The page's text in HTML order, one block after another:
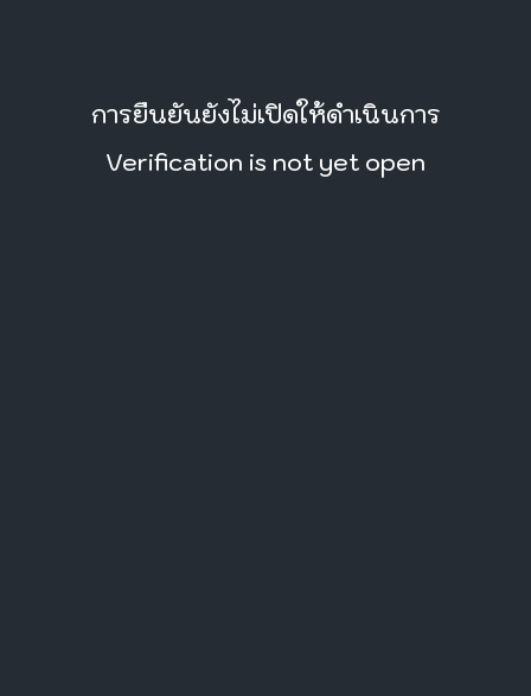
การยืนยันยังไม่เปิดให้ดำเนินการ
Verification is not yet open